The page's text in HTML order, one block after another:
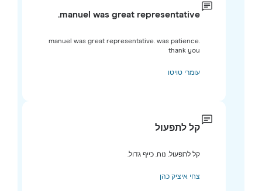
manuel was great representative.
manuel was great representative. was patience.
thank you
עומרי טויטו
קל לתפעול
קל לתפעול. נוח. כייף גדול.
צחי איציק כהן